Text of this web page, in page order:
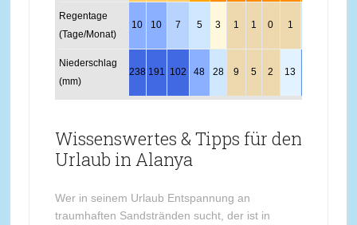
Regentage
(Tage/Monat)
10 10 7 5 3 1 1 0 1
Niederschlag
(mm)
238 191 102 48 28 9 5 2 13
Wissenswertes & Tipps für den
Urlaub in Alanya
Wer in seinem Urlaub Entspannung an
traumhaften Sandstränden sucht, der ist in